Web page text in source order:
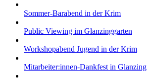
Sommer-Barabend in der Krim
Public Viewing im Glanzinggarten
Workshopabend Jugend in der Krim
Mitarbeiter:innen-Dankfest in Glanzing